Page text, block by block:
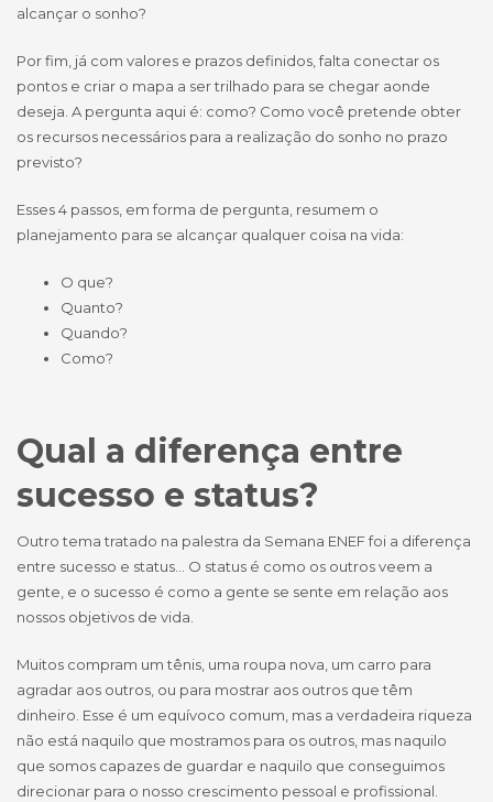
alcançar o sonho?
Por fim, já com valores e prazos definidos, falta conectar os
pontos e criar o mapa a ser trilhado para se chegar aonde
deseja. A pergunta aqui é: como? Como você pretende obter
os recursos necessários para a realização do sonho no prazo
previsto?
Esses 4 passos, em forma de pergunta, resumem o
planejamento para se alcançar qualquer coisa na vida:
O que?
Quanto?
Quando?
Como?
Qual a diferença entre
sucesso e status?
Outro tema tratado na palestra da Semana ENEF foi a diferença
entre sucesso e status… O status é como os outros veem a
gente, e o sucesso é como a gente se sente em relação aos
nossos objetivos de vida.
Muitos compram um tênis, uma roupa nova, um carro para
agradar aos outros, ou para mostrar aos outros que têm
dinheiro. Esse é um equívoco comum, mas a verdadeira riqueza
não está naquilo que mostramos para os outros, mas naquilo
que somos capazes de guardar e naquilo que conseguimos
direcionar para o nosso crescimento pessoal e profissional.